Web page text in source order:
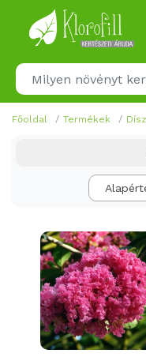
Főoldal Termékek